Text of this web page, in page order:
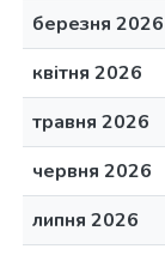
березня 2026
квітня 2026
травня 2026
червня 2026
липня 2026